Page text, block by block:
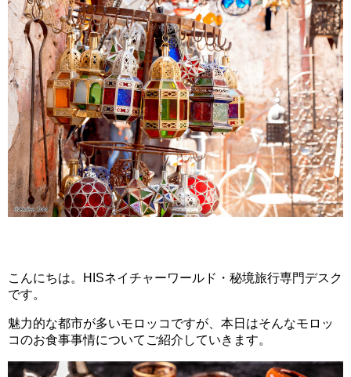
こんにちは。HISネイチャーワールド・秘境旅行専門デスク
です。
魅力的な都市が多いモロッコですが、本日はそんなモロッ
コのお食事事情についてご紹介していきます。